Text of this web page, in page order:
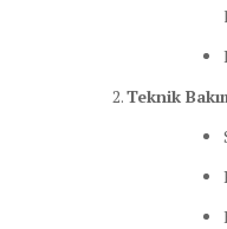
Teknik